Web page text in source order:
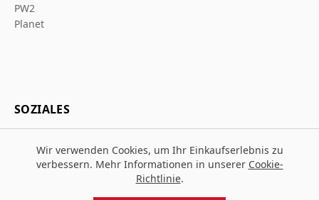
PW2
Planet
SOZIALES
Wir verwenden Cookies, um Ihr Einkaufserlebnis zu
verbessern. Mehr Informationen in unserer Cookie-
Richtlinie.